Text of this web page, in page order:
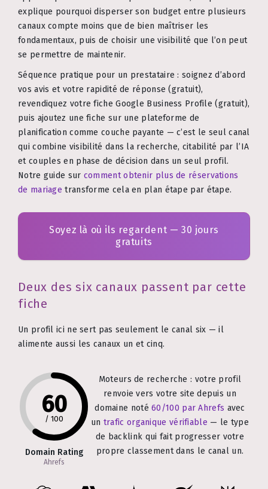
explique pourquoi disperser son budget entre plusieurs
canaux compte moins que de bien maîtriser les
fondamentaux, puis de choisir une visibilité que l’on peut
se permettre de maintenir.
Séquence pratique pour un prestataire : soignez d’abord
vos avis et votre rapidité de réponse (gratuit),
revendiquez votre fiche Google Business Profile (gratuit),
puis ajoutez une fiche sur une plateforme de
planification comme couche payante — c’est le seul canal
qui combine visibilité dans la recherche, citabilité par l’IA
et couples en phase de décision dans un seul profil.
Notre guide sur comment obtenir plus de réservations
de mariage transforme cela en plan étape par étape.
Soyez là où ils regardent — 30 jours
gratuits
Deux des six canaux passent par cette
fiche
Un profil ici ne sert pas seulement le canal six — il
alimente aussi les canaux un et cinq.
60
/ 100
Domain Rating
Ahrefs
Moteurs de recherche : votre profil
renvoie vers votre site depuis un
domaine noté60/100 par Ahrefs avec
un trafic organique vérifiable — le type
de backlink qui fait progresser votre
propre classement dans le canal un.